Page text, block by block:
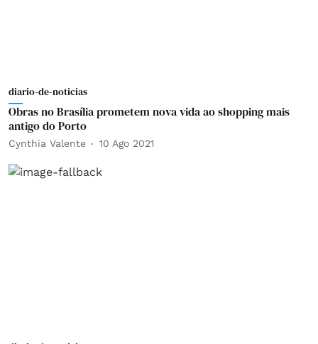
diario-de-noticias
Obras no Brasília prometem nova vida ao shopping mais
antigo do Porto
Cynthia Valente 10 Ago 2021